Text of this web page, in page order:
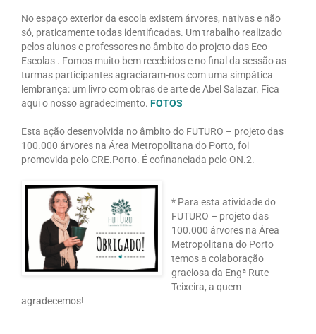
No espaço exterior da escola existem árvores, nativas e não
só, praticamente todas identificadas. Um trabalho realizado
pelos alunos e professores no âmbito do projeto das Eco-
Escolas . Fomos muito bem recebidos e no final da sessão as
turmas participantes agraciaram-nos com uma simpática
lembrança: um livro com obras de arte de Abel Salazar. Fica
aqui o nosso agradecimento. FOTOS
Esta ação desenvolvida no âmbito do FUTURO – projeto das
100.000 árvores na Área Metropolitana do Porto, foi
promovida pelo CRE.Porto. É cofinanciada pelo ON.2.
* Para esta atividade do
FUTURO – projeto das
100.000 árvores na Área
Metropolitana do Porto
temos a colaboração
graciosa da Engª Rute
Teixeira, a quem
agradecemos!